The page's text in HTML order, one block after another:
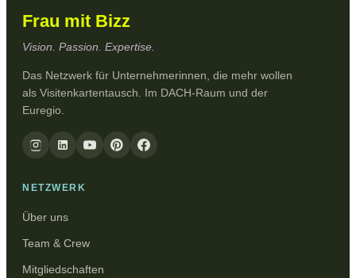
Frau mit Bizz
Vision. Passion. Expertise.
Das Netzwerk für Unternehmerinnen, die mehr wollen
als Visitenkartentausch. Im DACH-Raum und der
Euregio.
NETZWERK
Über uns
Team & Crew
Mitgliedschaften